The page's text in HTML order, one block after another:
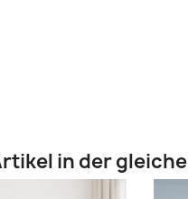
in der